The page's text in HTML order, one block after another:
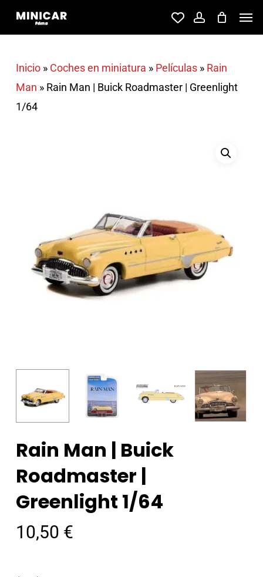
Skip
content
account
Inicio» Coches en miniatura » Películas» Rain
Man » Rain Man | Buick Roadmaster | Greenlight
1/64
Rain Man | Buick
Roadmaster |
Greenlight 1/64
10,50 €